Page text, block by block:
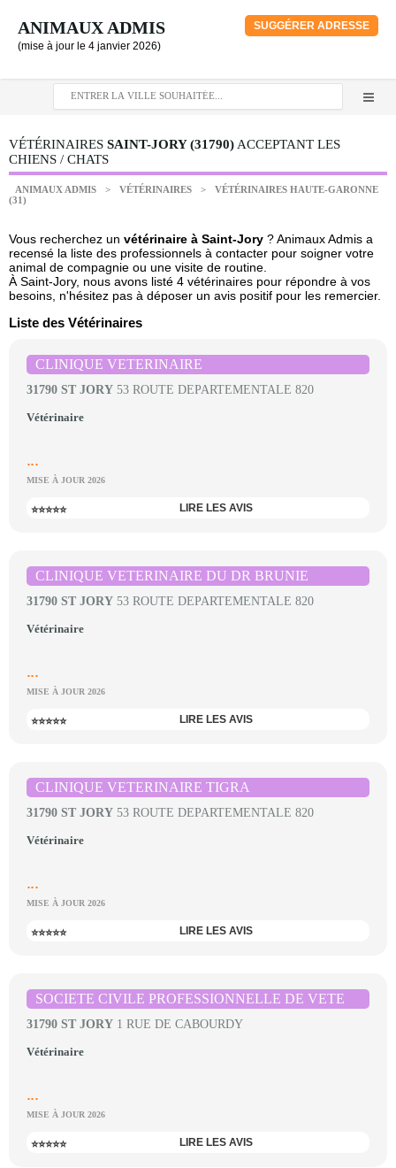
ANIMAUX ADMIS
(mise à jour le 4 janvier 2026)
SUGGÉRER ADRESSE
VÉTÉRINAIRES SAINT-JORY (31790) ACCEPTANT LES
CHIENS / CHATS
ANIMAUX ADMIS > VÉTÉRINAIRES >
VÉTÉRINAIRES HAUTE-GARONNE
(31)
Vous recherchez un vétérinaire à Saint-Jory ? Animaux Admis a
recensé la liste des professionnels à contacter pour soigner votre
animal de compagnie ou une visite de routine.
À Saint-Jory, nous avons listé 4 vétérinaires pour répondre à vos
besoins, n'hésitez pas à déposer un avis positif pour les remercier.
Liste des Vétérinaires
CLINIQUE VETERINAIRE
31790 ST JORY 53 ROUTE DEPARTEMENTALE 820
Vétérinaire
...
MISE À JOUR 2026
⭐⭐⭐⭐⭐ LIRE LES AVIS
CLINIQUE VETERINAIRE DU DR BRUNIE
31790 ST JORY 53 ROUTE DEPARTEMENTALE 820
Vétérinaire
...
MISE À JOUR 2026
⭐⭐⭐⭐⭐ LIRE LES AVIS
CLINIQUE VETERINAIRE TIGRA
31790 ST JORY 53 ROUTE DEPARTEMENTALE 820
Vétérinaire
...
MISE À JOUR 2026
⭐⭐⭐⭐⭐ LIRE LES AVIS
SOCIETE CIVILE PROFESSIONNELLE DE VETE
31790 ST JORY 1 RUE DE CABOURDY
Vétérinaire
...
MISE À JOUR 2026
⭐⭐⭐⭐⭐ LIRE LES AVIS